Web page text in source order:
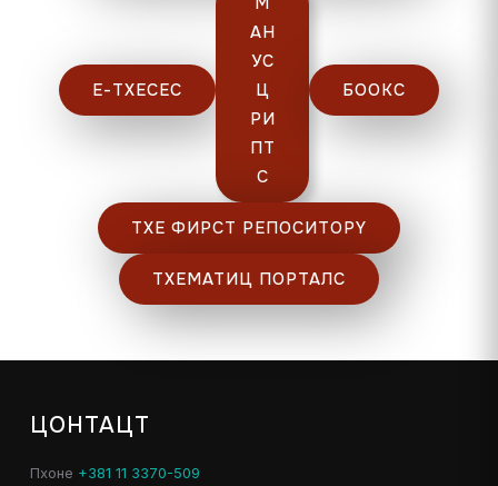
Е-ТХЕСЕС
АН
УС
Ц
РИ
ПТ
С
БООКС
ТХЕ ФИРСТ РЕПОСИТОРY
ТХЕМАТИЦ ПОРТАЛС
ЦОНТАЦТ
Пхоне +381 11 3370-509